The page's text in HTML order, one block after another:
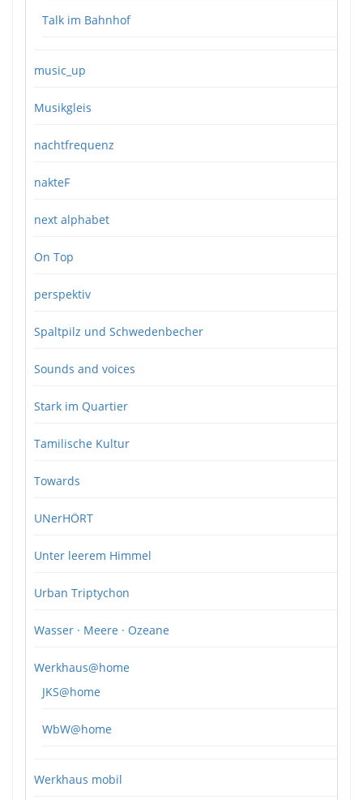
Talk im Bahnhof
music_up
Musikgleis
nachtfrequenz
nakteF
next alphabet
On Top
perspektiv
Spaltpilz und Schwedenbecher
Sounds and voices
Stark im Quartier
Tamilische Kultur
Towards
UNerHÖRT
Unter leerem Himmel
Urban Triptychon
Wasser · Meere · Ozeane
Werkhaus@home
JKS@home
WbW@home
Werkhaus mobil